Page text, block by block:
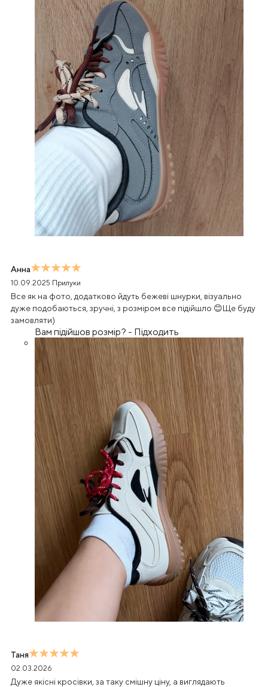
Анна
10.09.2025 Прилуки
Все як на фото, додатково йдуть бежеві шнурки, візуально
дуже подобаються, зручні, з розміром все підійшло 😊Ще буду
замовляти)
Вам підійшов розмір? - Підходить
Таня
02.03.2026
Дуже якісні кросівки, за таку смішну ціну, а виглядають